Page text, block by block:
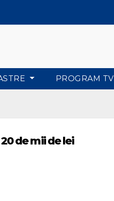
PROGRAM TV
de mii de lei